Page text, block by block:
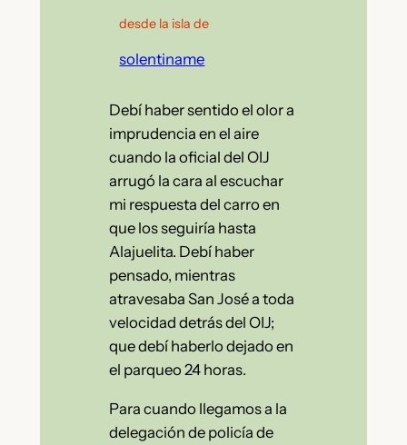
desde la isla de
solentiname
Debí haber sentido el olor a
imprudencia en el aire
cuando la oficial del OIJ
arrugó la cara al escuchar
mi respuesta del carro en
que los seguiría hasta
Alajuelita. Debí haber
pensado, mientras
atravesaba San José a toda
velocidad detrás del OIJ;
que debí haberlo dejado en
el parqueo 24 horas.
Para cuando llegamos a la
delegación de policía de